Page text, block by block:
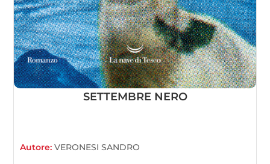
SETTEMBRE NERO
Autore:VERONESI SANDRO